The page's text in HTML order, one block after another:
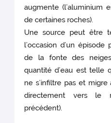
augmente (l’aluminium
de certaines roches).
Une source peut être
l’occasion d’un
de la fonte des
quantité d’eau est telle
ne s’infiltre pas et
directement vers le
précédent).